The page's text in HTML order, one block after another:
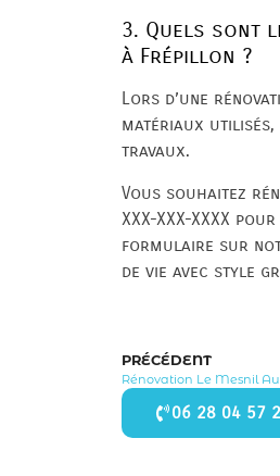
3. Quels sont
à Frépillon ?
Lors d’une
matériaux utilisés,
travaux.
Vous souhaitez
XXX-XXX-XXXX
formulaire sur
de vie avec style
PRÉCÉDENT
Rénovation Le Mesnil
06 28 04 57